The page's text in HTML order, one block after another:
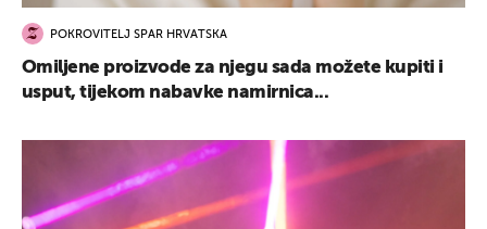
POKROVITELJ SPAR HRVATSKA
Omiljene proizvode za njegu sada možete kupiti i
usput, tijekom nabavke namirnica...